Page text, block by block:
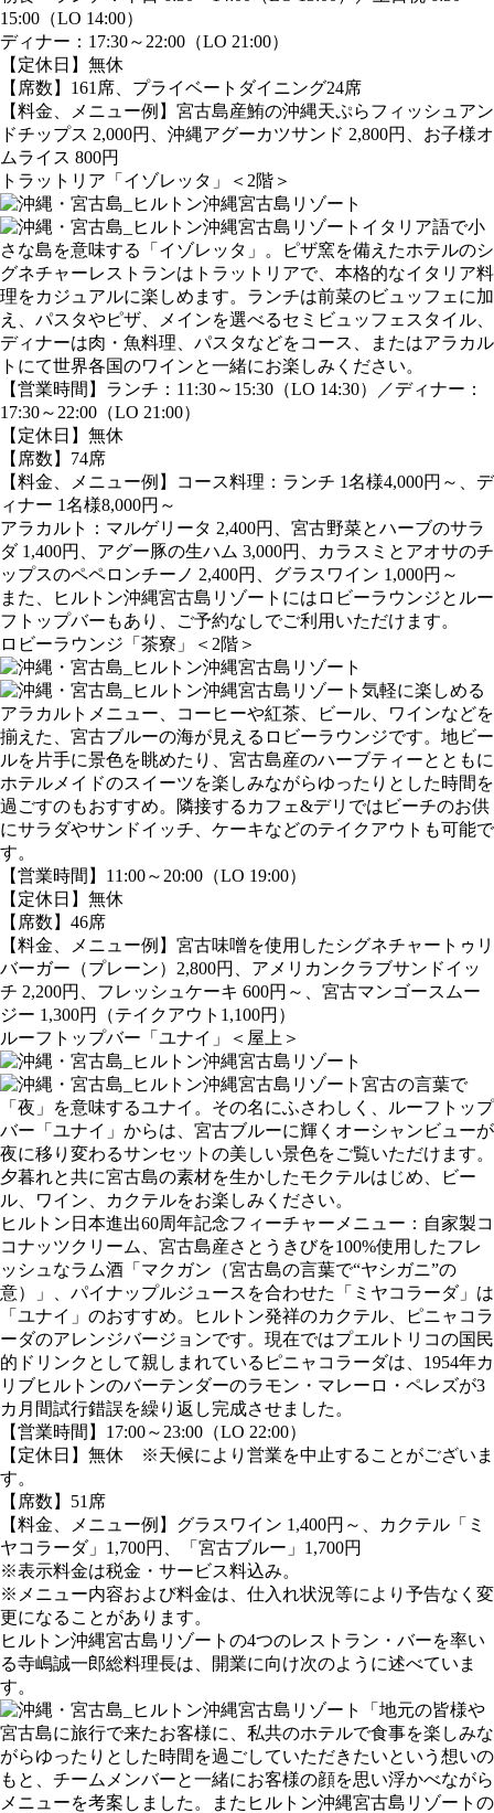
15:00（LO 14:00）
ディナー：17:30～22:00（LO 21:00）
【定休日】無休
【席数】161席、プライベートダイニング24席
【料金、メニュー例】宮古島産鮪の沖縄天ぷらフィッシュアン
ドチップス 2,000円、沖縄アグーカツサンド 2,800円、お子様オ
ムライス 800円
トラットリア「イゾレッタ」＜2階＞
イタリア語で小
さな島を意味する「イゾレッタ」。ピザ窯を備えたホテルのシ
グネチャーレストランはトラットリアで、本格的なイタリア料
理をカジュアルに楽しめます。ランチは前菜のビュッフェに加
え、パスタやピザ、メインを選べるセミビュッフェスタイル、
ディナーは肉・魚料理、パスタなどをコース、またはアラカル
トにて世界各国のワインと一緒にお楽しみください。
【営業時間】ランチ：11:30～15:30（LO 14:30）／ディナー：
17:30～22:00（LO 21:00）
【定休日】無休
【席数】74席
【料金、メニュー例】コース料理：ランチ 1名様4,000円～、デ
ィナー 1名様8,000円～
アラカルト：マルゲリータ 2,400円、宮古野菜とハーブのサラ
ダ 1,400円、アグー豚の生ハム 3,000円、カラスミとアオサのチ
ップスのペペロンチーノ 2,400円、グラスワイン 1,000円～
また、ヒルトン沖縄宮古島リゾートにはロビーラウンジとルー
フトップバーもあり、ご予約なしでご利用いただけます。
ロビーラウンジ「茶寮」＜2階＞
気軽に楽しめる
アラカルトメニュー、コーヒーや紅茶、ビール、ワインなどを
揃えた、宮古ブルーの海が見えるロビーラウンジです。地ビー
ルを片手に景色を眺めたり、宮古島産のハーブティーとともに
ホテルメイドのスイーツを楽しみながらゆったりとした時間を
過ごすのもおすすめ。隣接するカフェ&デリではビーチのお供
にサラダやサンドイッチ、ケーキなどのテイクアウトも可能で
す。
【営業時間】11:00～20:00（LO 19:00）
【定休日】無休
【席数】46席
【料金、メニュー例】宮古味噌を使用したシグネチャートゥリ
バーガー（プレーン）2,800円、アメリカンクラブサンドイッ
チ 2,200円、フレッシュケーキ 600円～、宮古マンゴースムー
ジー 1,300円（テイクアウト1,100円）
ルーフトップバー「ユナイ」＜屋上＞
宮古の言葉で
「夜」を意味するユナイ。その名にふさわしく、ルーフトップ
バー「ユナイ」からは、宮古ブルーに輝くオーシャンビューが
夜に移り変わるサンセットの美しい景色をご覧いただけます。
夕暮れと共に宮古島の素材を生かしたモクテルはじめ、ビー
ル、ワイン、カクテルをお楽しみください。
ヒルトン日本進出60周年記念フィーチャーメニュー：自家製コ
コナッツクリーム、宮古島産さとうきびを100%使用したフレ
ッシュなラム酒「マクガン（宮古島の言葉で“ヤシガニ”の
意）」、パイナップルジュースを合わせた「ミヤコラーダ」は
「ユナイ」のおすすめ。ヒルトン発祥のカクテル、ピニャコラ
ーダのアレンジバージョンです。現在ではプエルトリコの国民
的ドリンクとして親しまれているピニャコラーダは、1954年カ
リブヒルトンのバーテンダーのラモン・マレーロ・ペレズが3
カ月間試行錯誤を繰り返し完成させました。
【営業時間】17:00～23:00（LO 22:00）
【定休日】無休 ※天候により営業を中止することがございま
す。
【席数】51席
【料金、メニュー例】グラスワイン 1,400円～、カクテル「ミ
ヤコラーダ」1,700円、「宮古ブルー」1,700円
※表示料金は税金・サービス料込み。
※メニュー内容および料金は、仕入れ状況等により予告なく変
更になることがあります。
ヒルトン沖縄宮古島リゾートの4つのレストラン・バーを率い
る寺嶋誠一郎総料理長は、開業に向け次のように述べていま
す。
「地元の皆様や
宮古島に旅行で来たお客様に、私共のホテルで食事を楽しみな
がらゆったりとした時間を過ごしていただきたいという想いの
もと、チームメンバーと一緒にお客様の顔を思い浮かべながら
メニューを考案しました。またヒルトン沖縄宮古島リゾートの